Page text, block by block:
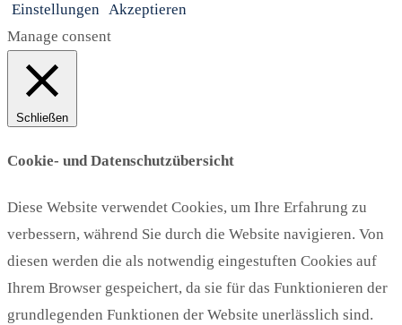
Einstellungen Akzeptieren
Manage consent
Schließen
Cookie- und Datenschutzübersicht
Diese Website verwendet Cookies, um Ihre Erfahrung zu
verbessern, während Sie durch die Website navigieren. Von
diesen werden die als notwendig eingestuften Cookies auf
Ihrem Browser gespeichert, da sie für das Funktionieren der
grundlegenden Funktionen der Website unerlässlich sind.